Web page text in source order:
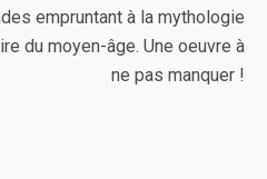
empruntant à la mythologie
du moyen-âge. Une oeuvre à
ne pas manquer !